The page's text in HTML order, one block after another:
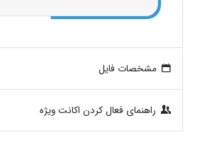
مشخصات فایل
راهنمای فعال کردن اکانت ویژه